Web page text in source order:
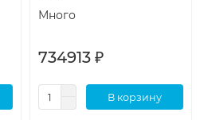
Много
734913 ₽
В корзину